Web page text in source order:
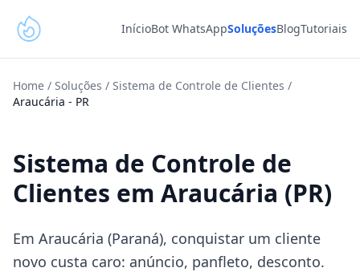
InícioBot WhatsAppSoluçõesBlogTutoriais
Home / Soluções / Sistema de Controle de Clientes /
Araucária - PR
Sistema de Controle de
Clientes em Araucária (PR)
Em Araucária (Paraná), conquistar um cliente
novo custa caro: anúncio, panfleto, desconto.